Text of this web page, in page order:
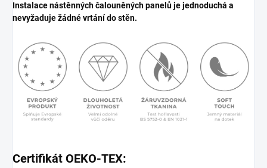
Instalace nástěnných čalouněných panelů je jednoduchá a
nevyžaduje žádné vrtání do stěn.
Certifikát OEKO-TEX: